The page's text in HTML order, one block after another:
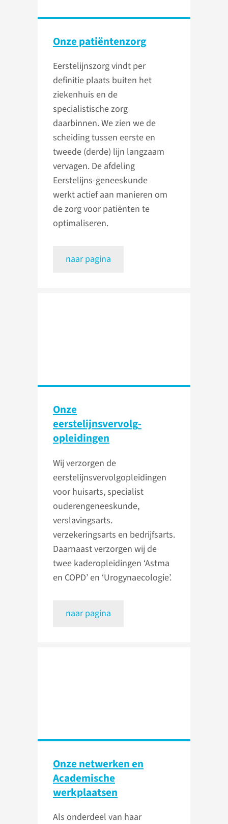
Onze patiëntenzorg
Eerstelijnszorg vindt per
definitie plaats buiten het
ziekenhuis en de
specialistische zorg
daarbinnen. We zien we de
scheiding tussen eerste en
tweede (derde) lijn langzaam
vervagen. De afdeling
Eerstelijns-geneeskunde
werkt actief aan manieren om
de zorg voor patiënten te
optimaliseren.
naar pagina
Onze
eerstelijnsvervolg­
opleidingen
Wij verzorgen de
eerstelijnsvervolgopleidingen
voor huisarts, specialist
ouderengeneeskunde,
verslavingsarts.
verzekeringsarts en bedrijfsarts.
Daarnaast verzorgen wij de
twee kaderopleidingen ‘Astma
en COPD’ en ‘Urogynaecologie’.
naar pagina
Onze netwerken en
Academische
werkplaatsen
Als onderdeel van haar